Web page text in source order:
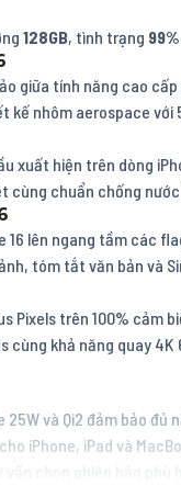
128GB, tình trạng 99%
giữa tính năng cao
kế nhôm aerospace
xuất hiện trên dòng
cùng chuẩn chống
16 lên ngang tầm
tóm tắt văn bản và
Pixels trên 100%
cùng khả năng quay
25W và Qi2 đảm bảo
iPhone, iPad và
chọn phiên bản